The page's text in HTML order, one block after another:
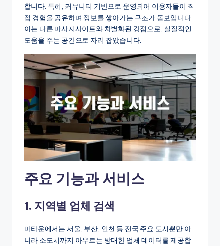
합니다. 특히, 커뮤니티 기반으로 운영되어 이용자들이 직
접 경험을 공유하며 정보를 쌓아가는 구조가 돋보입니다.
이는 다른 마사지사이트와 차별화된 강점으로, 실질적인
도움을 주는 공간으로 자리 잡았습니다.
주요 기능과 서비스
1. 지역별 업체 검색
마타운에서는 서울, 부산, 인천 등 전국 주요 도시뿐만 아
니라 소도시까지 아우르는 방대한 업체 데이터를 제공합